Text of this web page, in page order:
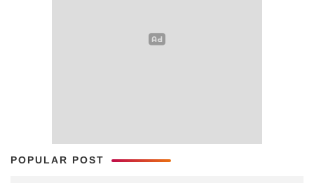
POPULAR POST